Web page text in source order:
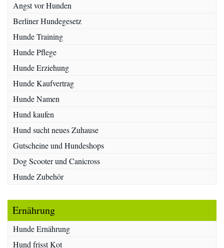
Angst vor Hunden
Berliner Hundegesetz
Hunde Training
Hunde Pflege
Hunde Erziehung
Hunde Kaufvertrag
Hunde Namen
Hund kaufen
Hund sucht neues Zuhause
Gutscheine und Hundeshops
Dog Scooter und Canicross
Hunde Zubehör
Ernährung
Hunde Ernährung
Hund frisst Kot